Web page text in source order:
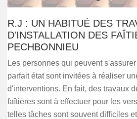
R.J : UN HABITUÉ DES
D'INSTALLATION DES
PECHBONNIEU
Les personnes qui peuvent
parfait état sont invitées à réaliser
d'interventions. En fait, des travaux
faîtières sont à effectuer pour les
telles tâches sont souvent difficiles